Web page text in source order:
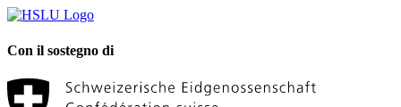
Con il sostegno di